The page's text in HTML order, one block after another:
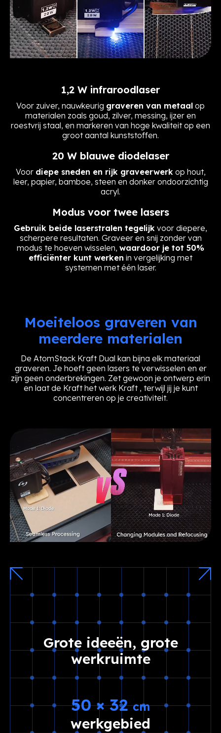
1,2 W infraroodlaser
Voor zuiver, nauwkeurig graveren van metaal op
materialen zoals goud, zilver, messing, ijzer en
roestvrij staal, en markeren van hoge kwaliteit op een
groot aantal kunststoffen.
20 W blauwe diodelaser
Voor diepe sneden en rijk graveerwerkop hout,
leer, papier, bamboe, steen en donker ondoorzichtig
acryl.
Modus voor twee lasers
Gebruik beide laserstralen tegelijk voor diepere,
scherpere resultaten. Graveer en snij zonder van
modus te hoeven wisselen, waardoor je tot 50%
efficiënter kunt werken in vergelijking met
systemen met één laser.
Moeiteloos graveren van
meerdere materialen
De AtomStack Kraft Dual kan bijna elk materiaal
graveren. Je hoeft geen lasers te verwisselen en er
zijn geen onderbrekingen. Zet gewoon je ontwerp erin
en laat de Kraft het werk Kraft , terwijl jij je kunt
concentreren op je creativiteit.
Grote ideeën, grote
werkruimte
50 × 32cm
werkgebied